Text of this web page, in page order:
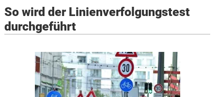
So wird der Linienverfolgungstest
durchgeführt